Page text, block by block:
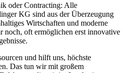
oder Contracting: Alle
KG sind aus der Überzeugung
Wirtschaften und moderne
noch, oft ermöglichen erst innovative
und hilft uns, höchste
Das tun wir mit großem